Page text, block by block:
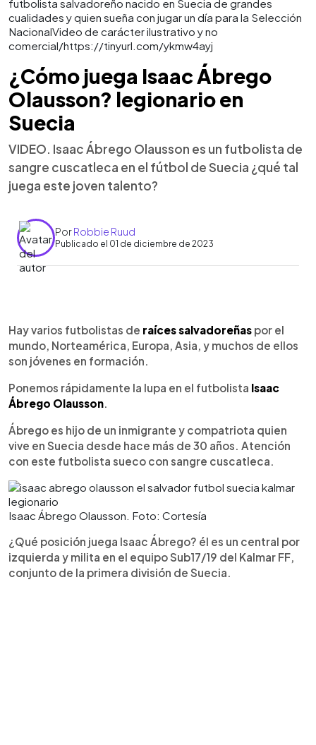
futbolista salvadoreño nacido en Suecia de grandes
cualidades y quien sueña con jugar un día para la Selección
NacionalVideo de carácter ilustrativo y no
comercial/https://tinyurl.com/ykmw4ayj
¿Cómo juega Isaac Ábrego
Olausson? legionario en
Suecia
VIDEO. Isaac Ábrego Olausson es un futbolista de
sangre cuscatleca en el fútbol de Suecia ¿qué tal
juega este joven talento?
PorRobbie Ruud
Publicado el 01 de diciembre de 2023
► Escuchar artículo
Hay varios futbolistas de raíces salvadoreñas por el
mundo, Norteamérica, Europa, Asia, y muchos de ellos
son jóvenes en formación.
Ponemos rápidamente la lupa en el futbolista Isaac
Ábrego Olausson
Ábrego es hijo de un inmigrante y compatriota quien
vive en Suecia desde hace más de 30 años. Atención
con este futbolista sueco con sangre cuscatleca.
Isaac Ábrego Olausson. Foto: Cortesía
¿Qué posición juega Isaac Ábrego? él es un central por
izquierda y milita en el equipo Sub17/19 del Kalmar FF,
conjunto de la primera división de Suecia.